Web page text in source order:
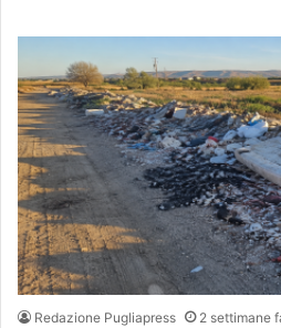
Redazione Pugliapress 2 settimane